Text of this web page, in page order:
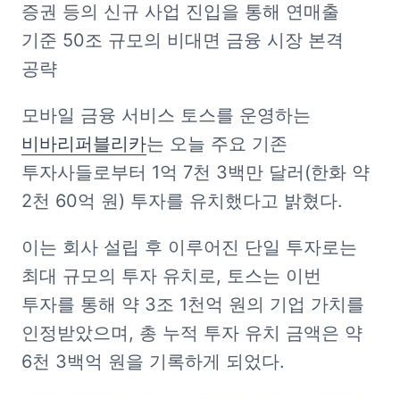
증권 등의 신규 사업 진입을 통해 연매출
기준 50조 규모의 비대면 금융 시장 본격
공략
비바리퍼블리카는 오늘 주요 기존
투자사들로부터 1억 7천 3백만 달러(한화 약
2천 60억 원) 투자를 유치했다고 밝혔다.
이는 회사 설립 후 이루어진 단일 투자로는
최대 규모의 투자 유치로, 토스는 이번
투자를 통해 약 3조 1천억 원의 기업 가치를
인정받았으며, 총 누적 투자 유치 금액은 약
6천 3백억 원을 기록하게 되었다.